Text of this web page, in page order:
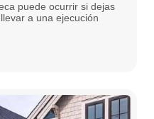
puede ocurrir si dejas
a una ejecución